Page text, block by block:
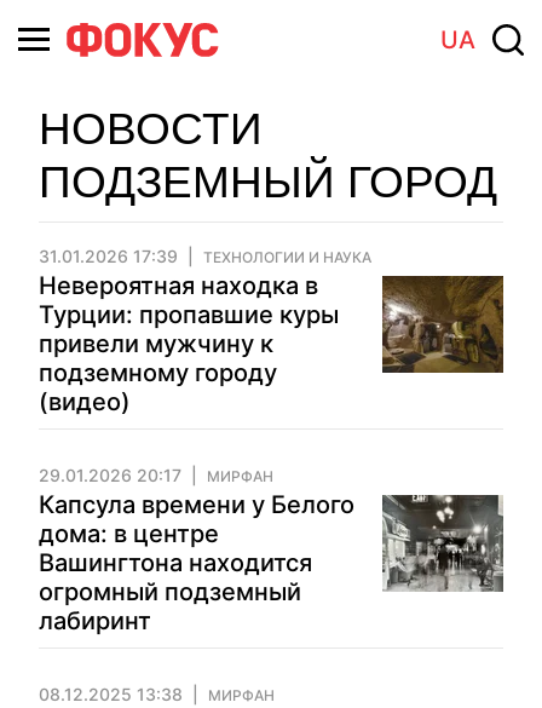
UA
НОВОСТИ
ПОДЗЕМНЫЙ ГОРОД
31.01.2026 17:39 ТЕХНОЛОГИИ И НАУКА
Невероятная находка в
Турции: пропавшие куры
привели мужчину к
подземному городу
(видео)
29.01.2026 20:17 МИРФАН
Капсула времени у Белого
дома: в центре
Вашингтона находится
огромный подземный
лабиринт
08.12.2025 13:38 МИРФАН